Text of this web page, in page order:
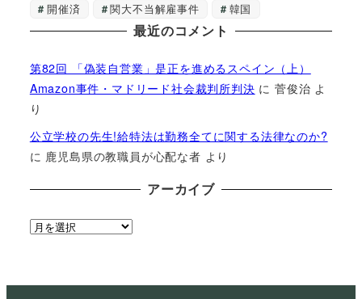
開催済
関大不当解雇事件 韓国
最近のコメント
第82回 「偽装自営業」是正を進めるスペイン（上）
Amazon事件・マドリード社会裁判所判決 に菅俊治 よ
り
公立学校の先生!給特法は勤務全てに関する法律なのか?
に 鹿児島県の教職員が心配な者 より
アーカイブ
ア
イ